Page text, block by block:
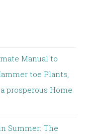
Manual to
toe Plants,
prosperous Home
Summer: The